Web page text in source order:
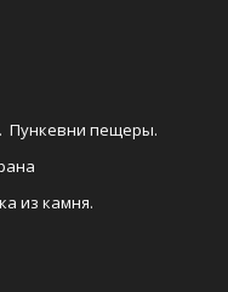
Пункевни пещеры.
из камня.